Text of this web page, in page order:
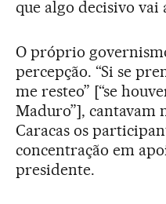
que algo decisivo vai
O próprio
percepção. “Si se
me resteo” [“se
Maduro”], cantavam
Caracas os
concentração em
presidente.